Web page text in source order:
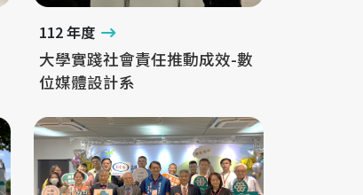
112 年度
大學實踐社會責任推動成效-數
位媒體設計系